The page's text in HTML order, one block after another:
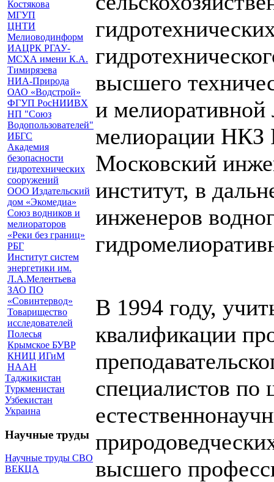
Костякова
МГУП
ЦНТИ
Мелиоводинформ
ИАЦРК РГАУ-
МСХА имени К.А.
Тимирязева
НИА-Природа
ОАО «Водстрой»
ФГУП РосНИИВХ
НП "Союз
Водопользователей"
ИБГС
Академия
безопасности
гидротехнических
сооружений
ООО Издательский
дом «Экомедиа»
Союз водников и
мелиораторов
«Реки без границ»
РБГ
Институт систем
энергетики им.
Л.А.Мелентьева
ЗАО ПО
«Совинтервод»
Товарищество
исследователей
Полесья
Крымское БУВР
КНИЦ ИГиМ
НААН
Таджикистан
Туркменистан
Узбекистан
Украина
Научные труды
Научные труды СВО
ВЕКЦА
высшего
и мелиоративной
мелиорации НКЗ
Московский
институт, в
инженеров
В 1994 году,
квалификации
специалистов по
высшего